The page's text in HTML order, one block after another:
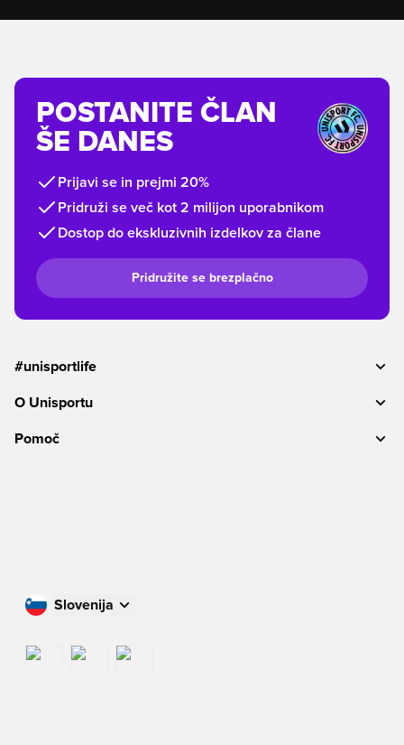
POSTANITE ČLAN
ŠE DANES
Prijavi se in prejmi 20%
Pridruži se več kot 2 milijon uporabnikom
Dostop do ekskluzivnih izdelkov za člane
Pridružite se brezplačno
#unisportlife
O Unisportu
Pomoč
Slovenija